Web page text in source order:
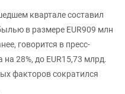
квартале составил
в размере EUR909 млн
говорится в пресс-
28%, до EUR15,73 млрд.
факторов сократился